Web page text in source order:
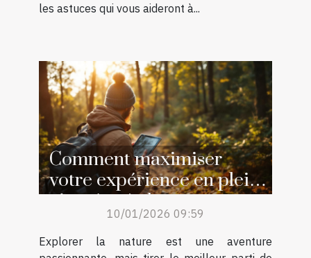
les astuces qui vous aideront à...
Comment maximiser
votre expérience en plein
air grâce à des ressources
en ligne ?10/01/2026 09:59
Explorer la nature est une aventure